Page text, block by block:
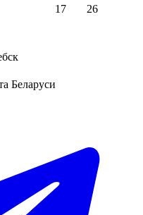
17 26
Беларуси